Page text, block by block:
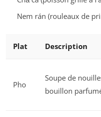
Nem rán (rouleaux de
Plat Description
Pho
Soupe de
bouillon